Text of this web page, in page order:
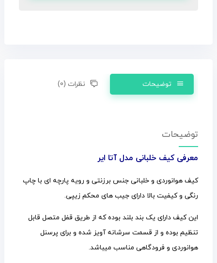
توضیحات نظرات (0)
توضیحات
معرفی کیف خلبانی مدل آتا ایر
کیف هوانوردی و خلبانی جنس برزنتی و رویه پارچه ای با چاپ
رنگی و کیفیت بالا دارای جیب های محکم زیپی.
این کیف دارای یک بند بلند بوده که از طریق قفل متصل قابل
تنظیم بوده و از قسمت سرشانه آویز شده و برای پرسنل
هوانوردی و فرودگاهی مناسب میباشد.